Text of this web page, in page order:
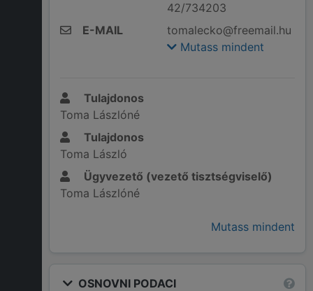
42/734203
E-MAIL
tomalecko@freemail.hu
Mutass mindent
Tulajdonos
Toma Lászlóné
Tulajdonos
Toma László
Ügyvezető (vezető tisztségviselő)
Toma Lászlóné
Mutass mindent
OSNOVNI PODACI